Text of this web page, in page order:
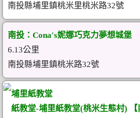
南投縣埔里鎮桃米里桃米路32號
南投：Cona's妮娜巧克力夢想城堡
6.13公里
南投縣埔里鎮桃米路32號
埔里紙教堂
紙教堂-埔里紙教堂(桃米生態村) 【